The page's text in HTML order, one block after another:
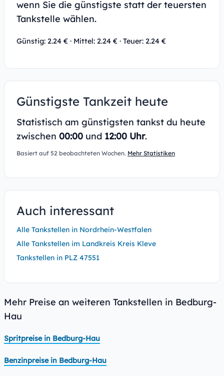
wenn Sie die günstigste statt der teuersten
Tankstelle wählen.
Günstig: 2.24 € · Mittel: 2.24 € · Teuer: 2.24 €
Günstigste Tankzeit heute
Statistisch am günstigsten tankst du heute
zwischen 00:00 und 12:00 Uhr.
Basiert auf 52 beobachteten Wochen. Mehr Statistiken
Auch interessant
Alle Tankstellen in Nordrhein-Westfalen
Alle Tankstellen im Landkreis Kreis Kleve
Tankstellen in PLZ 47551
Mehr Preise an weiteren Tankstellen in Bedburg-
Hau
Spritpreise in Bedburg-Hau
Benzinpreise in Bedburg-Hau